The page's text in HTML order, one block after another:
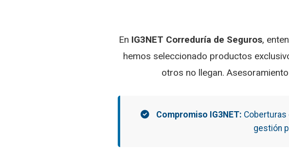
En IG3NET Correduría de Seguros,
hemos seleccionado productos
otros no llegan.
Compromiso IG3NET: Coberturas
gestión